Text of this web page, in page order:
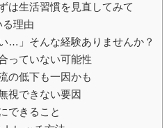
は生活習慣を見直してみて
理由
…」そんな経験ありませんか？
っていない可能性
の低下も一因かも
視できない要因
できること